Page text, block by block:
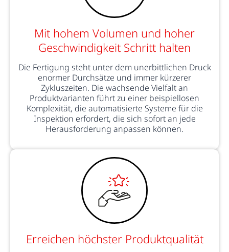
Mit hohem Volumen und hoher
Geschwindigkeit Schritt halten
Die Fertigung steht unter dem unerbittlichen Druck
enormer Durchsätze und immer kürzerer
Zykluszeiten. Die wachsende Vielfalt an
Produktvarianten führt zu einer beispiellosen
Komplexität, die automatisierte Systeme für die
Inspektion erfordert, die sich sofort an jede
Herausforderung anpassen können.
Erreichen höchster Produktqualität